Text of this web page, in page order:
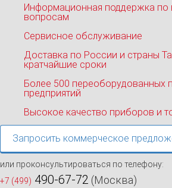
Информационная поддержка
вопросам
Сервисное обслуживание
Доставка по России и страны
кратчайшие сроки
Более 500 переоборудованных
предприятий
Высокое качество приборов и
Запросить коммерческое
или проконсультироваться по телефону:
+7 (499) 490-67-72 (Москва)